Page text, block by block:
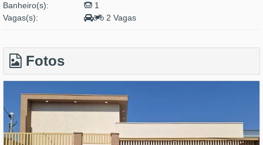
Banheiro(s):
1
Vagas(s):
2 Vagas
Fotos